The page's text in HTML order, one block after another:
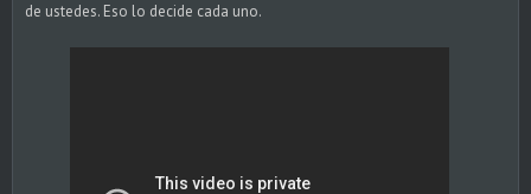
de ustedes. Eso lo decide cada uno.